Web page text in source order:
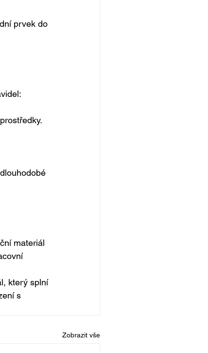
prvek do
materiál
který splní
s
Zobrazit vše